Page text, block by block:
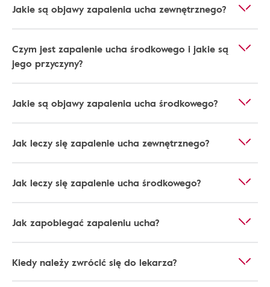
Jakie są objawy zapalenia ucha zewnętrznego?
Czym jest zapalenie ucha środkowego i jakie są
jego przyczyny?
Jakie są objawy zapalenia ucha środkowego?
Jak leczy się zapalenie ucha zewnętrznego?
Jak leczy się zapalenie ucha środkowego?
Jak zapobiegać zapaleniu ucha?
Kiedy należy zwrócić się do lekarza?